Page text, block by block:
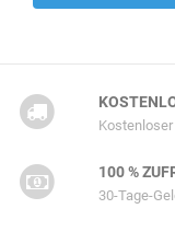
100 %
30-Tage-